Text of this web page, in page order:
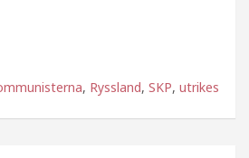
, Ryssland, SKP, utrikes